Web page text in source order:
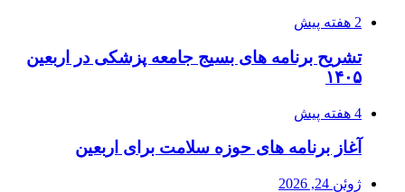
2 هفته پیش
تشریح برنامه های بسیج جامعه پزشکی در اربعین
۱۴۰۵
4 هفته پیش
آغاز برنامه های حوزه سلامت برای اربعین
ژوئن 24, 2026